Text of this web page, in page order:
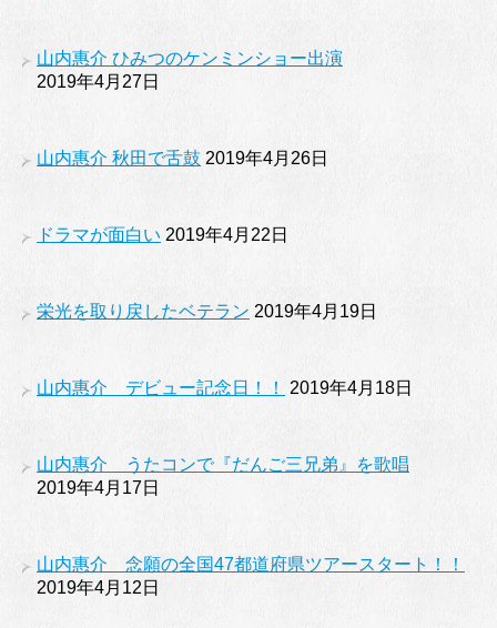
山内惠介 ひみつのケンミンショー出演
2019年4月27日
山内惠介 秋田で舌鼓 2019年4月26日
ドラマが面白い 2019年4月22日
栄光を取り戻したベテラン 2019年4月19日
山内惠介 デビュー記念日！！ 2019年4月18日
山内惠介 うたコンで『だんご三兄弟』を歌唱
2019年4月17日
山内惠介 念願の全国47都道府県ツアースタート！！
2019年4月12日